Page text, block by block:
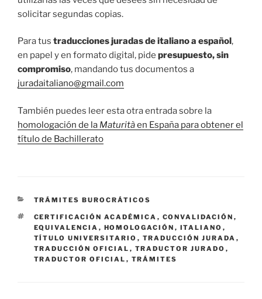
solicitar segundas copias.
Para tus traducciones juradas de italiano a español,
en papel y en formato digital, pide presupuesto, sin
compromiso, mandando tus documentos a
juradaitaliano@gmail.com
También puedes leer esta otra entrada sobre la
homologación de la Maturitàen España para obtener el
título de Bachillerato
CATEGORÍAS
TRÁMITES BUROCRÁTICOS
ETIQUETAS
CERTIFICACIÓN ACADÉMICA , CONVALIDACIÓN ,
EQUIVALENCIA , HOMOLOGACIÓN , ITALIANO ,
TÍTULO UNIVERSITARIO , TRADUCCIÓN JURADA ,
TRADUCCIÓN OFICIAL , TRADUCTOR JURADO ,
TRADUCTOR OFICIAL , TRÁMITES